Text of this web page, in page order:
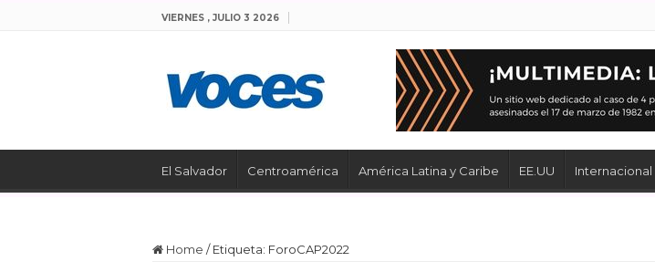
VIERNES , JULIO 3 2026
El Salvador Centroamérica América Latina y Caribe EE.UU Internacional
Home / Etiqueta: ForoCAP2022